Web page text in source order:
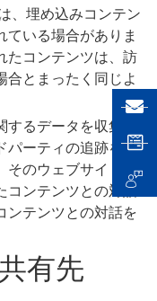
、埋め込みコンテン
ている場合がありま
たコンテンツは、訪
合とまったく同じよ
るデータを収集
パーティの追跡を埋
そのウェブサイトに
コンテンツとの対話
ンテンツとの対話を
有先